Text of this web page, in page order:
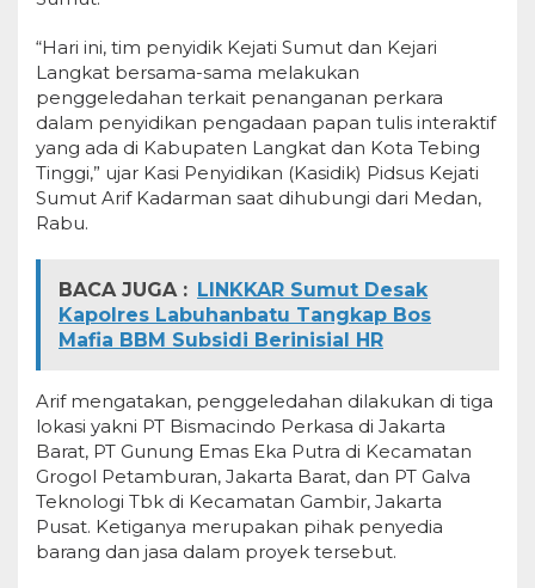
“Hari ini, tim penyidik Kejati Sumut dan Kejari
Langkat bersama-sama melakukan
penggeledahan terkait penanganan perkara
dalam penyidikan pengadaan papan tulis interaktif
yang ada di Kabupaten Langkat dan Kota Tebing
Tinggi,” ujar Kasi Penyidikan (Kasidik) Pidsus Kejati
Sumut Arif Kadarman saat dihubungi dari Medan,
Rabu.
BACA JUGA : LINKKAR Sumut Desak
Kapolres Labuhanbatu Tangkap Bos
Mafia BBM Subsidi Berinisial HR
Arif mengatakan, penggeledahan dilakukan di tiga
lokasi yakni PT Bismacindo Perkasa di Jakarta
Barat, PT Gunung Emas Eka Putra di Kecamatan
Grogol Petamburan, Jakarta Barat, dan PT Galva
Teknologi Tbk di Kecamatan Gambir, Jakarta
Pusat. Ketiganya merupakan pihak penyedia
barang dan jasa dalam proyek tersebut.